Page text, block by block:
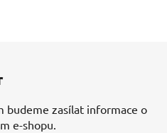
budeme zasílat informace o
e-shopu.